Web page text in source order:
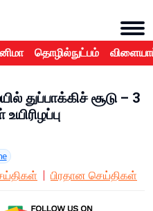
தொழில்நுட்பம்
துப்பாக்கிச் சூடு – 3
பிரதான செய்திகள்